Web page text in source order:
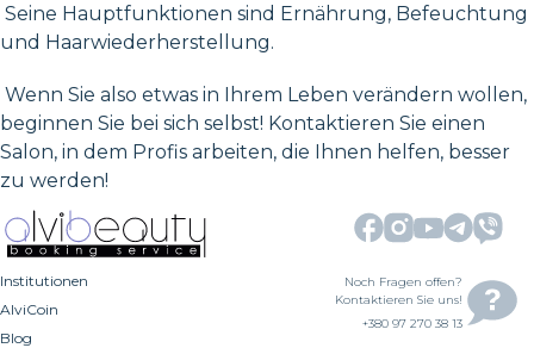
Seine Hauptfunktionen sind Ernährung, Befeuchtung
und Haarwiederherstellung.
Wenn Sie also etwas in Ihrem Leben verändern wollen,
beginnen Sie bei sich selbst! Kontaktieren Sie einen
Salon, in dem Profis arbeiten, die Ihnen helfen, besser
zu werden!
Institutionen
AlviCoin
Blog
Noch Fragen offen?
Kontaktieren Sie uns!
+380 97 270 38 13